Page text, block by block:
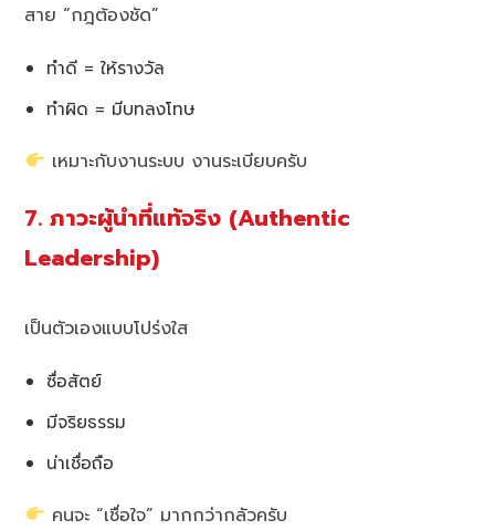
สาย “กฎต้องชัด”
ทำดี = ให้รางวัล
ทำผิด = มีบทลงโทษ
เหมาะกับงานระบบ งานระเบียบครับ
7. ภาวะผู้นำที่แท้จริง (Authentic
Leadership)
เป็นตัวเองแบบโปร่งใส
ซื่อสัตย์
มีจริยธรรม
น่าเชื่อถือ
คนจะ “เชื่อใจ” มากกว่ากลัวครับ